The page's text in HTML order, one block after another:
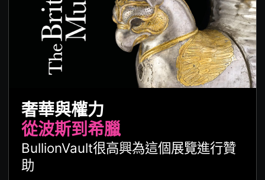
奢華與權力
從波斯到希臘
BullionVault很高興為這個展覽進行贊
助